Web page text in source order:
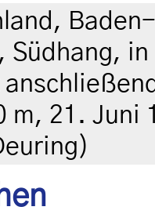
Südhang,
m, 21. Juni